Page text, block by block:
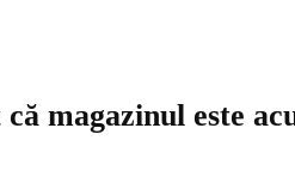
magazinul este